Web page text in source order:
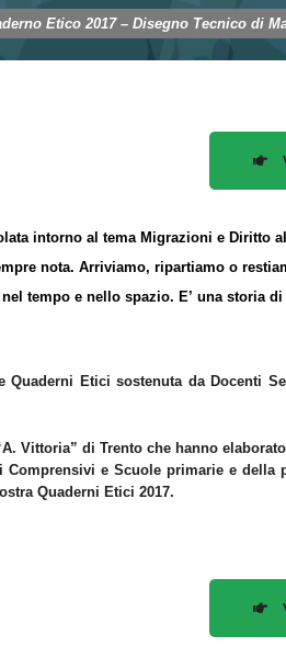
Etico 2017 – Disegno Tecnico di
intorno al tema Migrazioni e
nota. Arriviamo, ripartiamo o
tempo e nello spazio. E’ una storia
Quaderni Etici sostenuta da
Vittoria” di Trento che hanno
e Scuole primarie e
Quaderni Etici 2017.